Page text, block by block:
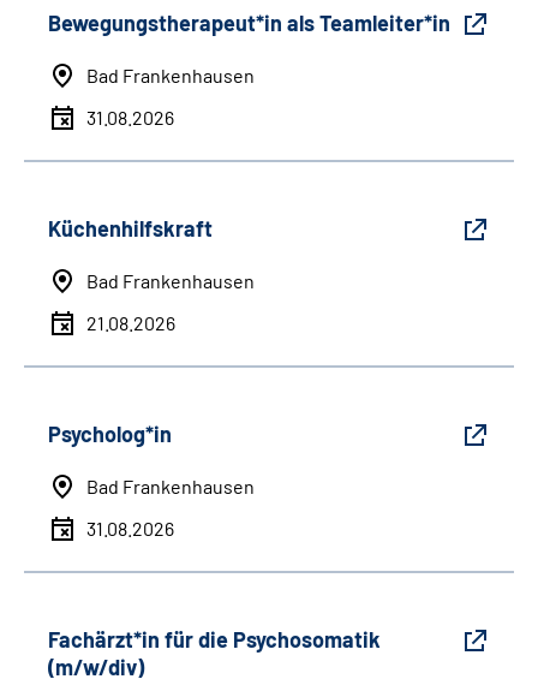
Bewegungstherapeut*in als Teamleiter*in
Bad Frankenhausen
31.08.2026
Küchenhilfskraft
Bad Frankenhausen
21.08.2026
Psycholog*in
Bad Frankenhausen
31.08.2026
Fachärzt*in für die Psychosomatik
(m/w/div)